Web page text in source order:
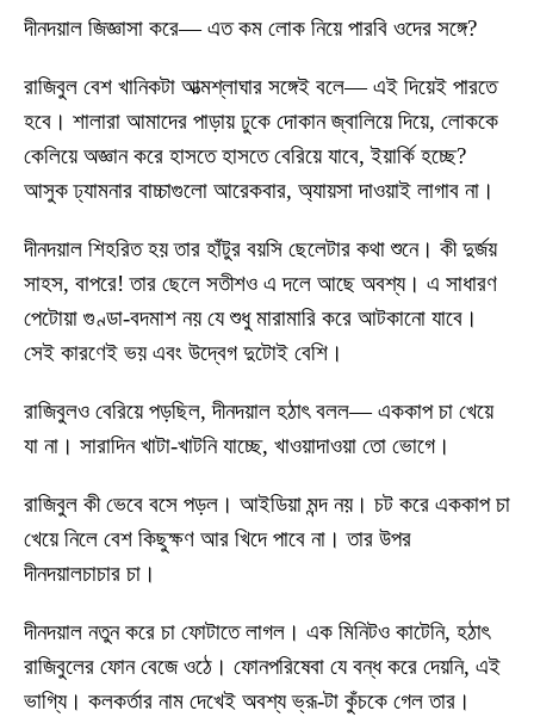
দীনদয়াল জিজ্ঞাসা করে— এত কম লোক নিয়ে পারবি ওদের সঙ্গে?
রাজিবুল বেশ খানিকটা আত্মশ্লাঘার সঙ্গেই বলে— এই দিয়েই পারতে
হবে। শালারা আমাদের পাড়ায় ঢুকে দোকান জ্বালিয়ে দিয়ে, লোককে
কেলিয়ে অজ্ঞান করে হাসতে হাসতে বেরিয়ে যাবে, ইয়ার্কি হচ্ছে?
আসুক ঢ্যামনার বাচ্চাগুলো আরেকবার, অ্যায়সা দাওয়াই লাগাব না।
দীনদয়াল শিহরিত হয় তার হাঁটুর বয়সি ছেলেটার কথা শুনে। কী দুর্জয়
সাহস, বাপরে! তার ছেলে সতীশও এ দলে আছে অবশ্য। এ সাধারণ
পেটোয়া গুণ্ডা-বদমাশ নয় যে শুধু মারামারি করে আটকানো যাবে।
সেই কারণেই ভয় এবং উদ্বেগ দুটোই বেশি।
রাজিবুলও বেরিয়ে পড়ছিল, দীনদয়াল হঠাৎ বলল— এককাপ চা খেয়ে
যা না। সারাদিন খাটা-খাটনি যাচ্ছে, খাওয়াদাওয়া তো ভোগে।
রাজিবুল কী ভেবে বসে পড়ল। আইডিয়া মন্দ নয়। চট করে এককাপ চা
খেয়ে নিলে বেশ কিছুক্ষণ আর খিদে পাবে না। তার উপর
দীনদয়ালচাচার চা।
দীনদয়াল নতুন করে চা ফোটাতে লাগল। এক মিনিটও কাটেনি, হঠাৎ
রাজিবুলের ফোন বেজে ওঠে। ফোনপরিষেবা যে বন্ধ করে দেয়নি, এই
ভাগ্যি। কলকর্তার নাম দেখেই অবশ্য ভ্রূ-টা কুঁচকে গেল তার।